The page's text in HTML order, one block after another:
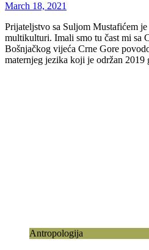
March 18, 2021
Prijateljstvo sa Suljom Mustafićem
multikulturi. Imali smo tu čast mi sa
Bošnjačkog vijeća Crne Gore
maternjeg jezika koji je održan 2019
Antropologija